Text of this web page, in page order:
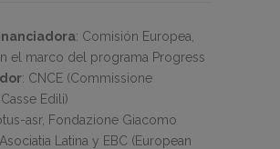
: Comisión Europea,
el marco del programa Progress
: CNCE (Commissione
Edili)
asr, Fondazione Giacomo
Latina y EBC (European